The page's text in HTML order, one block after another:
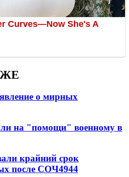
о мирных
на "помощи" военному в
крайний срок
после СОЧ4944